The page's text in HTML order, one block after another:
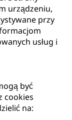
urządzeniu,
przy
usług i
być
cookies
na: